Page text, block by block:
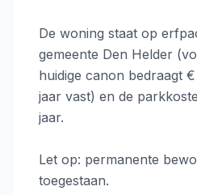
De woning staat op
gemeente Den Helder
huidige canon bedraagt
jaar vast) en de
jaar.
Let op: permanente
toegestaan.